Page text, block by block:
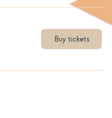
Buy tickets